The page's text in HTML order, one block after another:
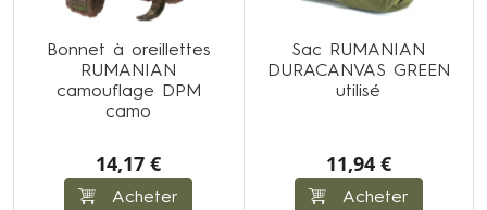
Bonnet à oreillettes
RUMANIAN
camouflage DPM
camo
14,17 €
Acheter
Sac RUMANIAN
DURACANVAS GREEN
utilisé
11,94 €
Acheter